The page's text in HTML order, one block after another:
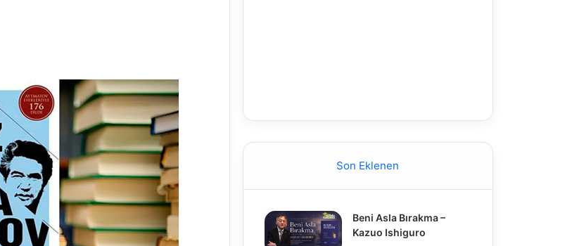
Son Eklenen
Beni Asla Bırakma –
Kazuo Ishiguro